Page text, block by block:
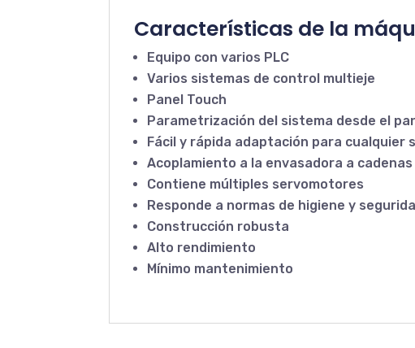
Características de la
Equipo con varios PLC
Varios sistemas de control multieje
Panel Touch
Parametrización del sistema desde el
Fácil y rápida adaptación para cualquier
Acoplamiento a la envasadora a cadenas
Contiene múltiples servomotores
Responde a normas de higiene y
Construcción robusta
Alto rendimiento
Mínimo mantenimiento